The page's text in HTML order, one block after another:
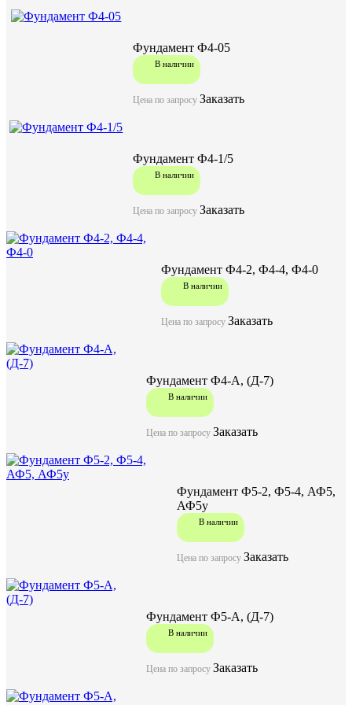
Фундамент Ф3-А, (Д-7)
Цена по запросу
Цену уточняйте у менеджера
Заказать
Ширина (W), мм
4300
В наличии
Фундамент Ф4-05
Цена по запросу Заказать
В наличии
Фундамент Ф4-1/5
Цена по запросуЗаказать
В наличии
Фундамент Ф4-2, Ф4-4, Ф4-0
Цена по запросуЗаказать
В наличии
Фундамент Ф4-А, (Д-7)
Цена по запросу Заказать
В наличии
Фундамент Ф5-2, Ф5-4, АФ5,
АФ5у
Цена по запросуЗаказать
В наличии
Фундамент Ф5-А, (Д-7)
Цена по запросу Заказать